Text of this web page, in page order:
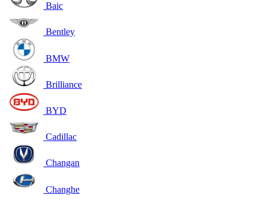
Baic
Bentley
BMW
Brilliance
BYD
Cadillac
Changan
Changhe